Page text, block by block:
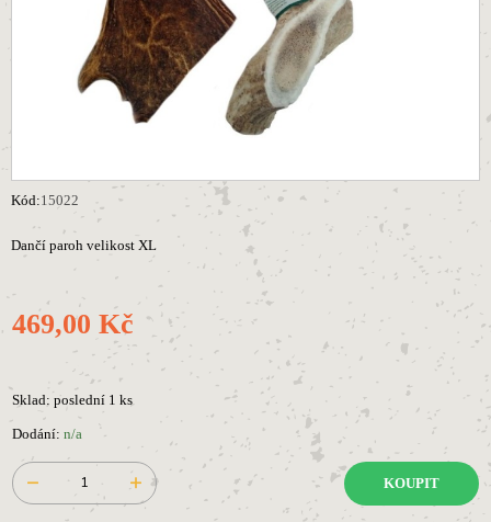
Kód:15022
Dančí paroh velikost XL
469,00 Kč
Sklad: poslední 1 ks
Dodání: n/a
KOUPIT